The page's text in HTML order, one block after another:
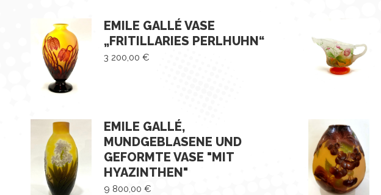
EMILE GALLÉ VASE
„FRITILLARIES PERLHUHN“
3 200,00 €
EMILE GALLÉ,
MUNDGEBLASENE UND
GEFORMTE VASE "MIT
HYAZINTHEN"
9 800,00 €